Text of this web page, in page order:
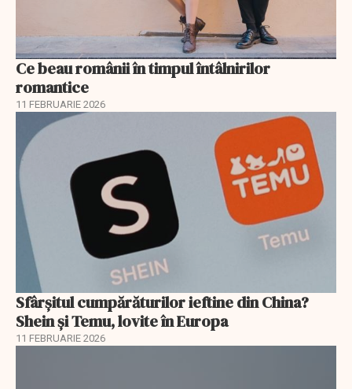
Ce beau românii în timpul întâlnirilor
romantice
11 FEBRUARIE 2026
Sfârșitul cumpărăturilor ieftine din China?
Shein și Temu, lovite în Europa
11 FEBRUARIE 2026